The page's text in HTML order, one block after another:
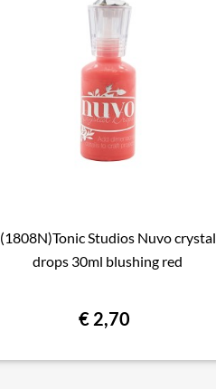
 Snel bekijken
(1808N)Tonic Studios Nuvo crystal
drops 30ml blushing red
€ 2,70